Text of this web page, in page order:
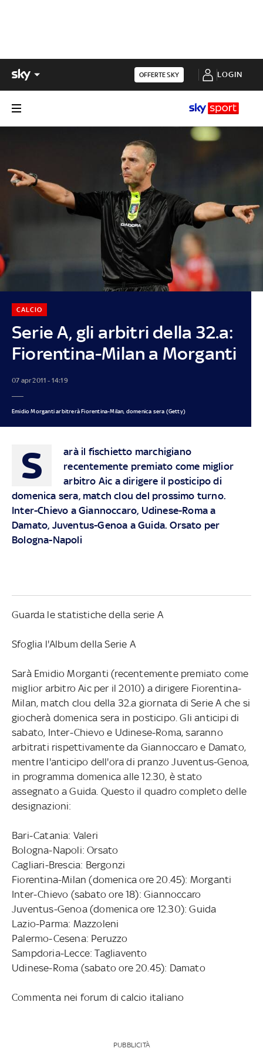
OFFERTE SKY LOGIN
Serie A, gli arbitri della 32.a:
Fiorentina-Milan a Morganti
CALCIO
07 apr 2011 - 14:19
Emidio Morganti arbitrerà Fiorentina-Milan, domenica sera (Getty)
S
arà il fischietto marchigiano
recentemente premiato come miglior
arbitro Aic a dirigere il posticipo di
domenica sera, match clou del prossimo turno.
Inter-Chievo a Giannoccaro, Udinese-Roma a
Damato, Juventus-Genoa a Guida. Orsato per
Bologna-Napoli
Guarda le statistiche della serie A
Sfoglia l'Album della Serie A
Sarà Emidio Morganti (recentemente premiato come
miglior arbitro Aic per il 2010) a dirigere Fiorentina-
Milan, match clou della 32.a giornata di Serie A che si
giocherà domenica sera in posticipo. Gli anticipi di
sabato, Inter-Chievo e Udinese-Roma, saranno
arbitrati rispettivamente da Giannoccaro e Damato,
mentre l'anticipo dell'ora di pranzo Juventus-Genoa,
in programma domenica alle 12.30, è stato
assegnato a Guida. Questo il quadro completo delle
designazioni:
Bari-Catania: Valeri
Bologna-Napoli: Orsato
Cagliari-Brescia: Bergonzi
Fiorentina-Milan (domenica ore 20.45): Morganti
Inter-Chievo (sabato ore 18): Giannoccaro
Juventus-Genoa (domenica ore 12.30): Guida
Lazio-Parma: Mazzoleni
Palermo-Cesena: Peruzzo
Sampdoria-Lecce: Tagliavento
Udinese-Roma (sabato ore 20.45): Damato
Commenta nei forum di calcio italiano
PUBBLICITÀ